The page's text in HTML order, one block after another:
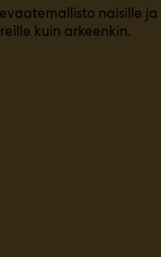
naisille
kuin arkeenkin.